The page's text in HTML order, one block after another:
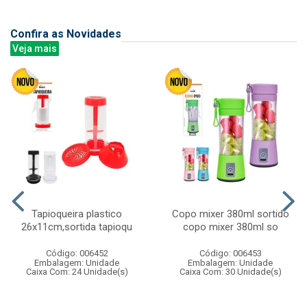
Confira as Novidades
Veja mais
Tapioqueira plastico
26x11cm,sortida tapioqu
Código: 006452
Embalagem: Unidade
Caixa Com: 24 Unidade(s)
Copo mixer 380ml sortido
copo mixer 380ml so
Código: 006453
Embalagem: Unidade
Caixa Com: 30 Unidade(s)